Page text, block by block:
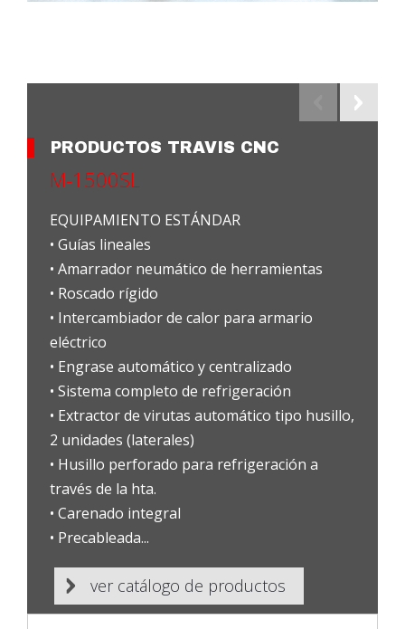
PRODUCTOS TRAVIS CNC
ver catálogo de productos
M-1500SL
EQUIPAMIENTO ESTÁNDAR
• Guías lineales
• Amarrador neumático de herramientas
• Roscado rígido
• Intercambiador de calor para armario
eléctrico
• Engrase automático y centralizado
• Sistema completo de refrigeración
• Extractor de virutas automático tipo husillo,
2 unidades (laterales)
• Husillo perforado para refrigeración a
través de la hta.
• Carenado integral
• Precableada...